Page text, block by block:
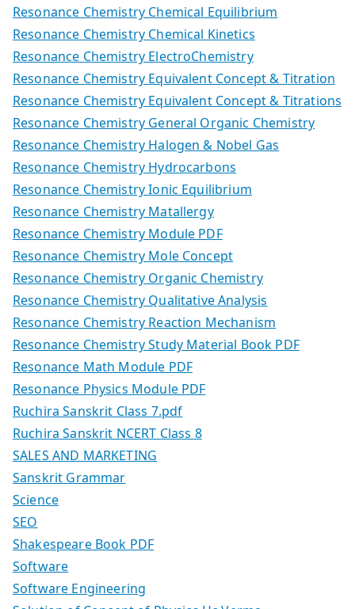
Resonance Chemistry Chemical Equilibrium
Resonance Chemistry Chemical Kinetics
Resonance Chemistry ElectroChemistry
Resonance Chemistry Equivalent Concept & Titration
Resonance Chemistry Equivalent Concept & Titrations
Resonance Chemistry General Organic Chemistry
Resonance Chemistry Halogen & Nobel Gas
Resonance Chemistry Hydrocarbons
Resonance Chemistry Ionic Equilibrium
Resonance Chemistry Matallergy
Resonance Chemistry Module PDF
Resonance Chemistry Mole Concept
Resonance Chemistry Organic Chemistry
Resonance Chemistry Qualitative Analysis
Resonance Chemistry Reaction Mechanism
Resonance Chemistry Study Material Book PDF
Resonance Math Module PDF
Resonance Physics Module PDF
Ruchira Sanskrit Class 7.pdf
Ruchira Sanskrit NCERT Class 8
SALES AND MARKETING
Sanskrit Grammar
Science
SEO
Shakespeare Book PDF
Software
Software Engineering